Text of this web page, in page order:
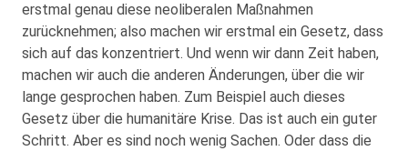
erstmal genau diese neoliberalen Maßnahmen
zurücknehmen; also machen wir erstmal ein Gesetz, dass
sich auf das konzentriert. Und wenn wir dann Zeit haben,
machen wir auch die anderen Änderungen, über die wir
lange gesprochen haben. Zum Beispiel auch dieses
Gesetz über die humanitäre Krise. Das ist auch ein guter
Schritt. Aber es sind noch wenig Sachen. Oder dass die